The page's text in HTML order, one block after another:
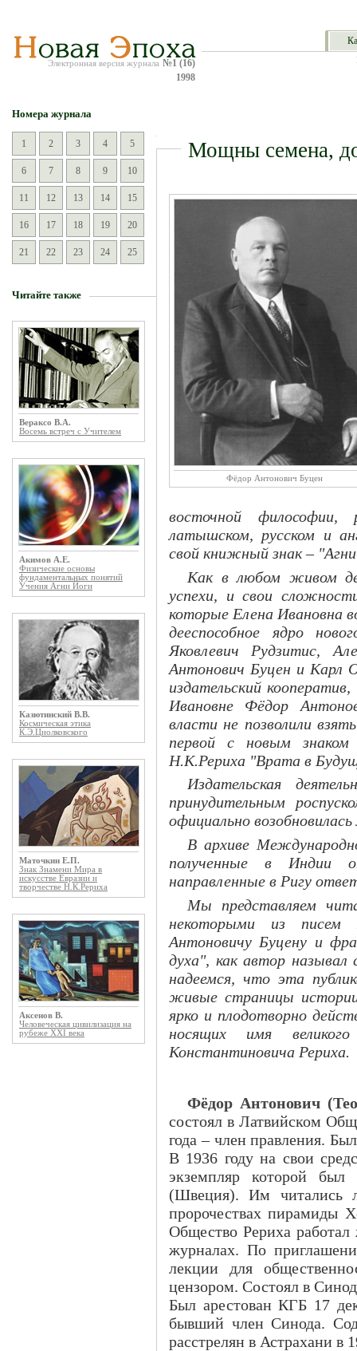
Электронная версия журнала №1 (16)
1998
Номера журнала
1 2 3 4 5
6 7 8 9 10
11 12 13 14 15
16 17 18 19 20
21 22 23 24 25
Читайте также
Вераксо В.А.
Восемь встреч с Учителем
Акимов А.Е.
Физические основы
фундаментальных понятий
Учения Агни Йоги
Казютинский В.В.
Космическая этика
К.Э.Циолковского
Маточкин Е.П.
Знак Знамени Мира в
искусстве Евразии и
творчестве Н.К.Рериха
Аксенов В.
Человеческая цивилизация на
рубеже XXI века
Мощны семена,
Фёдор Антонович Буцен
восточной философии,
латышском, русском и
свой книжный знак –
Как в любом живом
успехи, и свои
которые Елена Ивановна
дееспособное ядро
Яковлевич Рудзитис,
Антонович Буцен и Карл
издательский
Ивановне Фёдор
власти не позволили
первой с новым знаком
Н.К.Рериха "Врата в
Издательская
принудительным
официально
В архиве
полученные в Индии
направленные в Ригу
Мы представляем
некоторыми из
Антоновичу Буцену и
духа", как автор называл
надеемся, что эта
живые страницы
ярко и плодотворно
носящих имя
Константиновича Рериха.
Фёдор Антонович
состоял в Латвийском
года – член правления.
В 1936 году на свои
экземпляр которой
(Швеция). Им читались
пророчествах пирамиды
Общество Рериха работал
журналах. По
лекции для
цензором. Состоял в
Был арестован КГБ 17
бывший член Синода.
расстрелян в Астрахани в